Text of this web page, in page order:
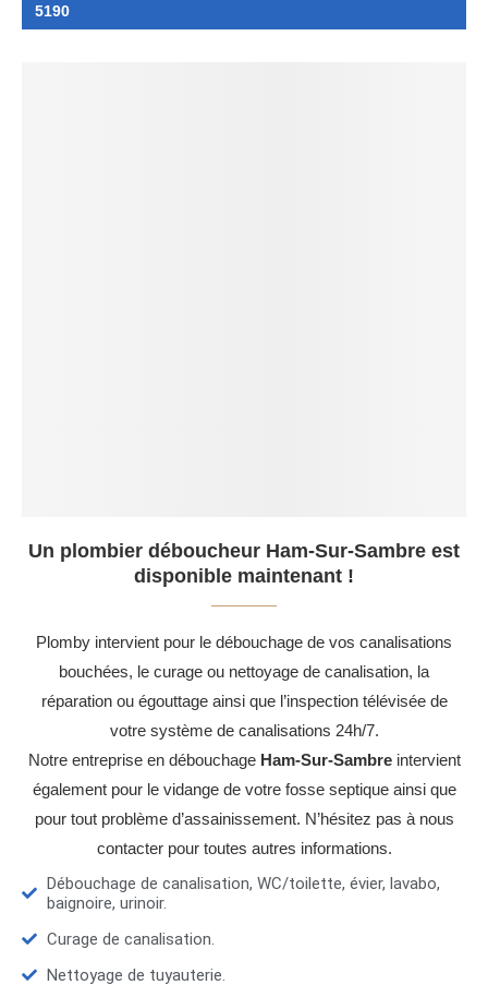
5190
Un plombier déboucheur Ham-Sur-Sambre est
disponible maintenant !
Plomby intervient pour le débouchage de vos canalisations
bouchées, le curage ou nettoyage de canalisation, la
réparation ou égouttage ainsi que l’inspection télévisée de
votre système de canalisations 24h/7.
Notre entreprise en débouchage Ham-Sur-Sambreintervient
également pour le vidange de votre fosse septique ainsi que
pour tout problème d’assainissement. N’hésitez pas à nous
contacter pour toutes autres informations.
Débouchage de canalisation, WC/toilette, évier, lavabo,
baignoire, urinoir.
Curage de canalisation.
Nettoyage de tuyauterie.